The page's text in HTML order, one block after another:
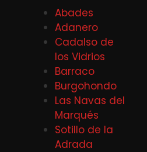
Abades
Adanero
Cadalso de
los Vidrios
Barraco
Burgohondo
Las Navas del
Marqués
Sotillo de la
Adrada